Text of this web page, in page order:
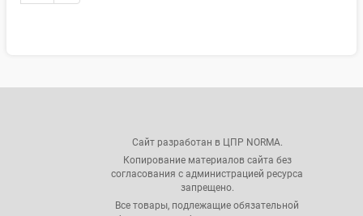
Сайт разработан в ЦПР NORMA.
Копирование материалов сайта без
согласования с администрацией ресурса
запрещено.
Все товары, подлежащие обязательной